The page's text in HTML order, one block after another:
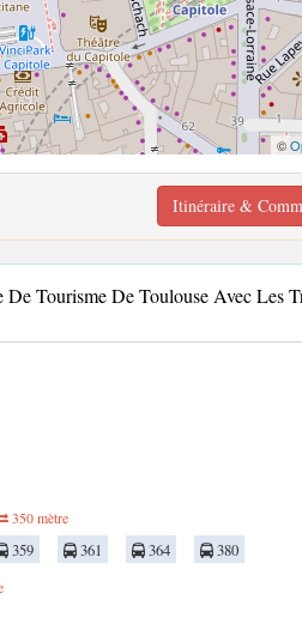
©
Itinéraire &
Tourisme De Toulouse Avec Les
350 mètre
359 361 364
380